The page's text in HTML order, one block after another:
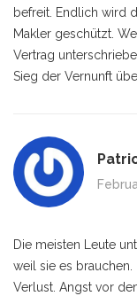
befreit. Endlich wird
Makler geschützt.
Vertrag
Sieg der Vernunft
Die meisten Leute
weil sie es
Verlust. Angst vor